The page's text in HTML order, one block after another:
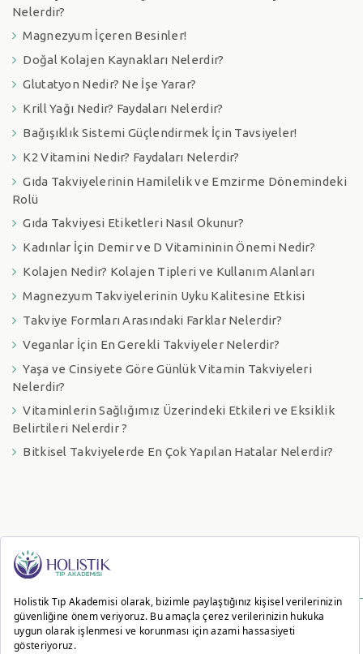
Nelerdir?
Magnezyum İçeren Besinler!
Doğal Kolajen Kaynakları Nelerdir?
Glutatyon Nedir? Ne İşe Yarar?
Krill Yağı Nedir? Faydaları Nelerdir?
Bağışıklık Sistemi Güçlendirmek İçin Tavsiyeler!
K2 Vitamini Nedir? Faydaları Nelerdir?
Gıda Takviyelerinin Hamilelik ve Emzirme Dönemindeki
Rolü
Gıda Takviyesi Etiketleri Nasıl Okunur?
Kadınlar İçin Demir ve D Vitamininin Önemi Nedir?
Kolajen Nedir? Kolajen Tipleri ve Kullanım Alanları
Magnezyum Takviyelerinin Uyku Kalitesine Etkisi
Takviye Formları Arasındaki Farklar Nelerdir?
Veganlar İçin En Gerekli Takviyeler Nelerdir?
Yaşa ve Cinsiyete Göre Günlük Vitamin Takviyeleri
Nelerdir?
Vitaminlerin Sağlığımız Üzerindeki Etkileri ve Eksiklik
Belirtileri Nelerdir ?
Bitkisel Takviyelerde En Çok Yapılan Hatalar Nelerdir?